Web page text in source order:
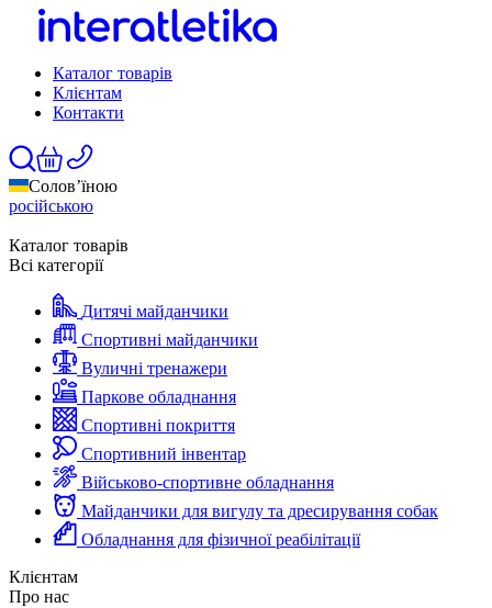
Каталог товарів
Клієнтам
Контакти
Солов’їною
російською
Каталог товарів
Всі категорії
Дитячі майданчики
Спортивні майданчики
Вуличні тренажери
Паркове обладнання
Спортивні покриття
Спортивний інвентар
Військово-спортивне обладнання
Майданчики для вигулу та дресирування собак
Обладнання для фізичної реабілітації
Клієнтам
Про нас